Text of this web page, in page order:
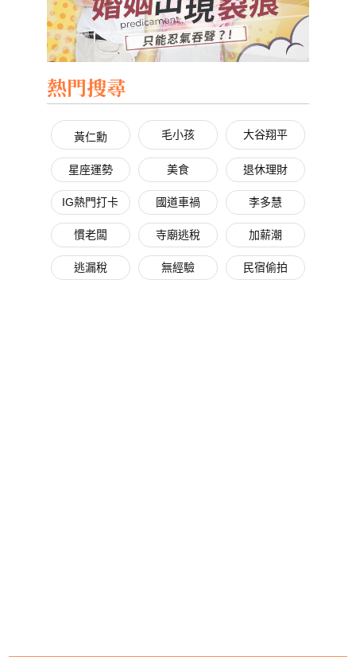
熱門搜尋
黃仁勳 毛小孩 大谷翔平
星座運勢 美食 退休理財
IG熱門打卡 國道車禍 李多慧
慣老闆 寺廟逃稅 加薪潮
逃漏稅 無經驗 民宿偷拍